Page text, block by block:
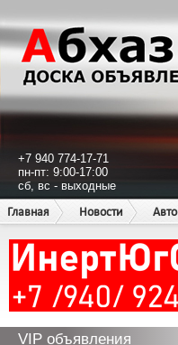
+7 940 774-17-71
пн-пт: 9:00-17:00
сб, вс - выходные
Главная
Новости Авто
VIP объявления